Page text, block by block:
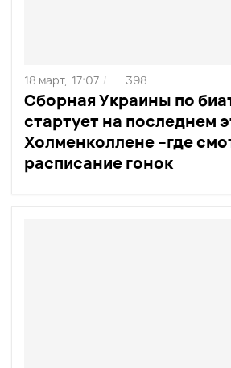
Сборная Украины по
стартует на последнем
Холменколлене –где
расписание гонок
18 март, 17:07 / 398